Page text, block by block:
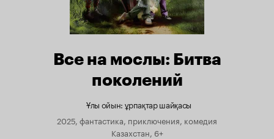
Все на мослы: Битва
поколений
Ұлы ойын: ұрпақтар шайқасы
2025, фантастика, приключения, комедия
Казахстан, 6+